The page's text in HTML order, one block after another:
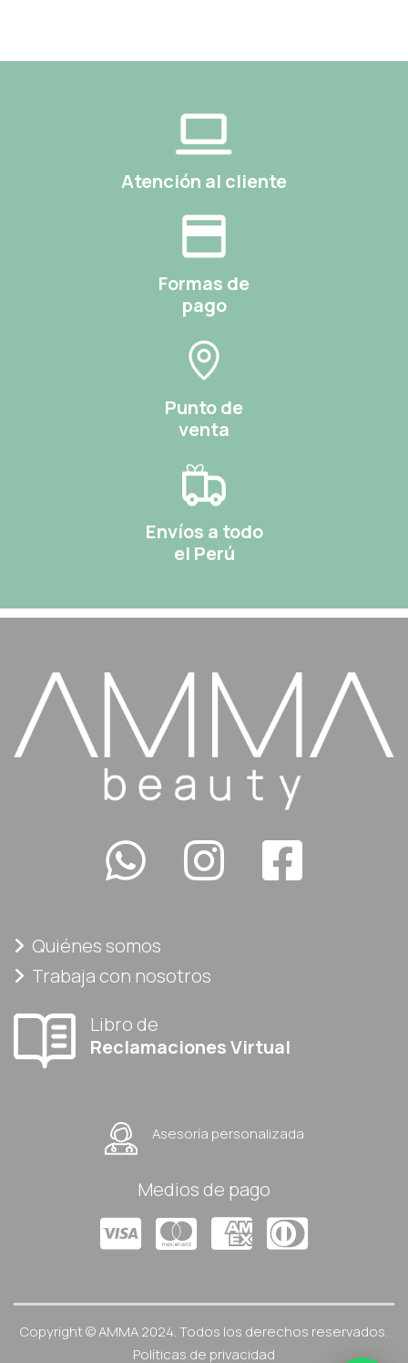
Atención al cliente
Formas de
pago
Punto de
venta
Envíos a todo
el Perú
Quiénes somos
Trabaja con nosotros
Libro de
Reclamaciones Virtual
Asesoría personalizada
Medios de pago
Copyright © AMMA 2024. Todos los derechos reservados.
Políticas de privacidad